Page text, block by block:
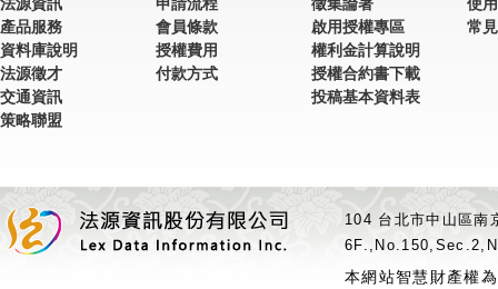
法源資訊
產品服務
資料庫說明
法源徵才
交通資訊
策略聯盟
申請流程
會員條款
授權費用
付款方式
徵集論著
啟用授權專區
權利金計算說明
授權合約書下載
投稿基本資料表
使
常
104 台北市中山區
本網站智慧財產權